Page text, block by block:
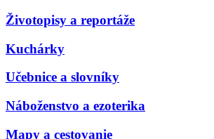
Životopisy a reportáže
Kuchárky
Učebnice a slovníky
Náboženstvo a ezoterika
Mapy a cestovanie